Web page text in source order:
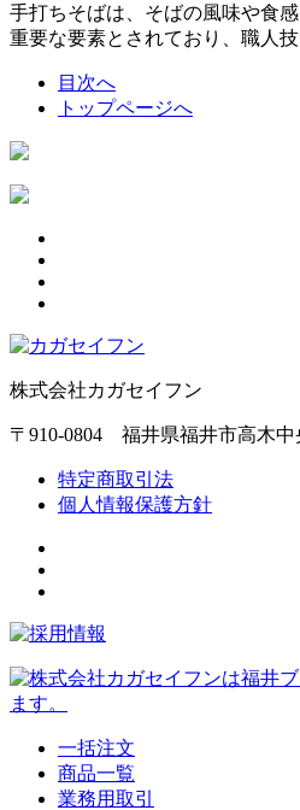
手打ちそばは、そばの風味や食
重要な要素とされており、職人
目次へ
トップページへ
株式会社カガセイフン
〒910-0804 福井県福井市高木中
特定商取引法
個人情報保護方針
一括注文
商品一覧
業務用取引